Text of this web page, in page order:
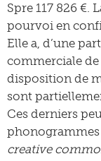
Spre 117 826 €.
pourvoi en
Elle a, d’une
commerciale
disposition de
sont
Ces derniers
phonogrammes
creative